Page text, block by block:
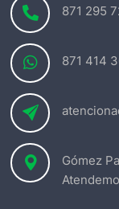
871 295
871 414
Gómez